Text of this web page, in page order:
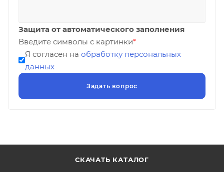
Защита от автоматического заполнения
Введите символы с картинки*
Я согласен на обработку персональных
данных
СКАЧАТЬ КАТАЛОГ